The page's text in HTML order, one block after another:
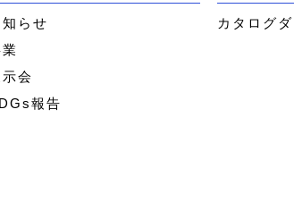
知らせ
示会
報告
カタログ